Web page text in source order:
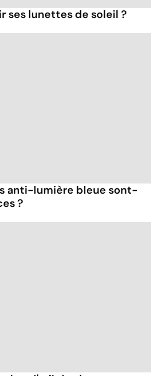
ses lunettes de soleil ?
anti-lumière bleue sont-
?